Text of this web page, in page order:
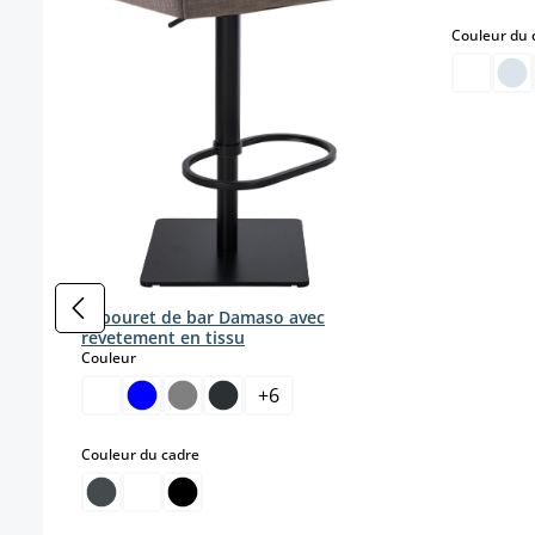
Tabouret de bar Damaso avec
revetement en tissu
Couleurselect
+6
Couleur du cadreselect
Couleur du